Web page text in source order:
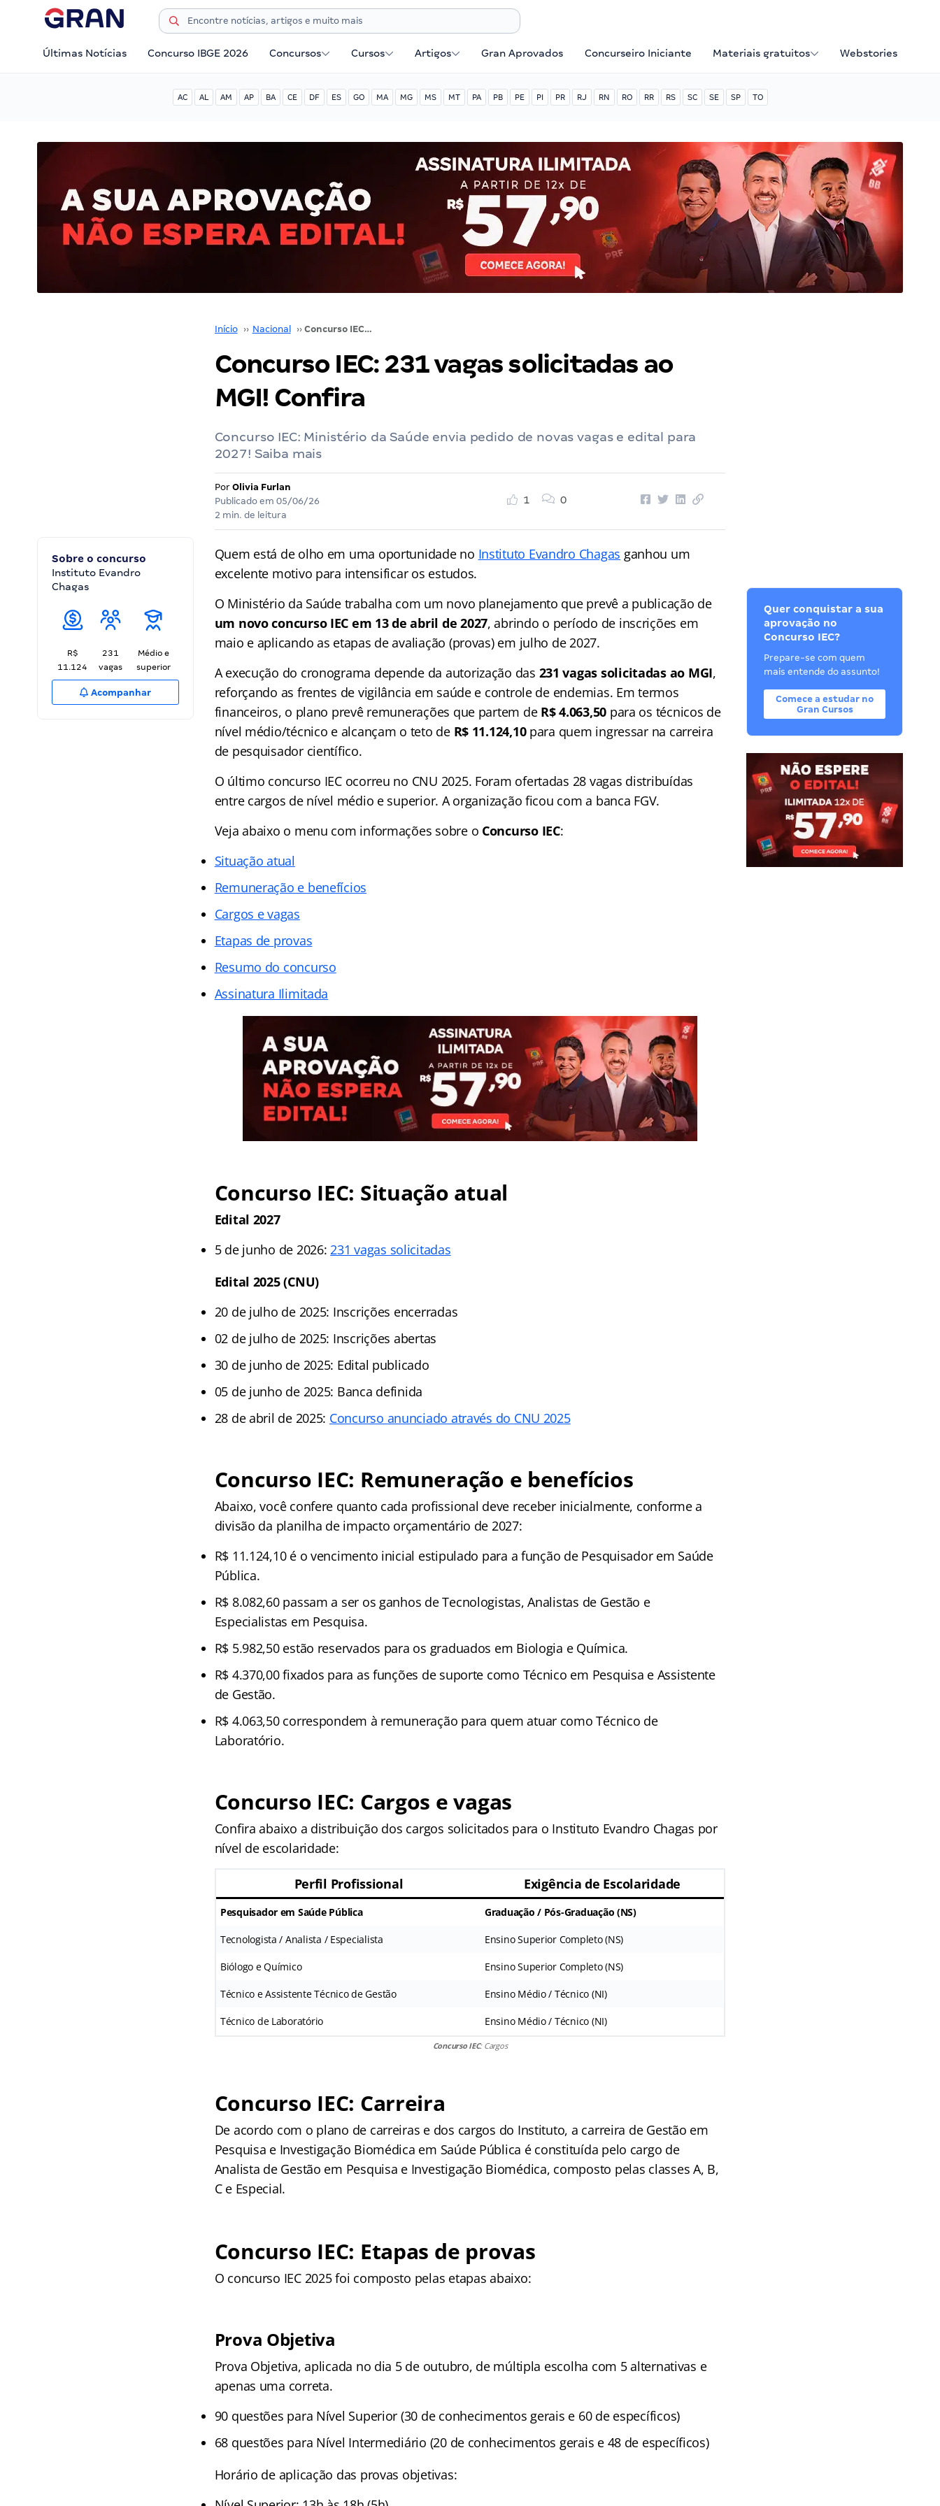
Últimas Notícias Concurso IBGE 2026 Concursos Cursos Artigos Gran Aprovados Concurseiro Iniciante Materiais gratuitos Webstories
AC AL AM AP BA CE DF ES GO MA MG MS MT PA PB PE PI PR RJ RN RO RR RS SC SE SP TO
Início ›› Nacional ›› Concurso IEC: 231 vagas solicitadas ao MGI! Confira
Concurso IEC: 231 vagas solicitadas ao
MGI! Confira
Concurso IEC: Ministério da Saúde envia pedido de novas vagas e edital para
2027! Saiba mais
Por Olivia Furlan
Publicado em 05/06/26
2 min. de leitura
1 0
Sobre o concurso
Instituto Evandro
Chagas
R$
11.124
231
vagas
Médio e
superior
Acompanhar
Quem está de olho em uma oportunidade no Instituto Evandro Chagas ganhou um
excelente motivo para intensificar os estudos.
O Ministério da Saúde trabalha com um novo planejamento que prevê a publicação de
um novo concurso IEC em 13 de abril de 2027, abrindo o período de inscrições em
maio e aplicando as etapas de avaliação (provas) em julho de 2027.
A execução do cronograma depende da autorização das 231 vagas solicitadas ao MGI,
reforçando as frentes de vigilância em saúde e controle de endemias. Em termos
financeiros, o plano prevê remunerações que partem de R$ 4.063,50 para os técnicos de
nível médio/técnico e alcançam o teto de R$ 11.124,10para quem ingressar na carreira
de pesquisador científico.
O último concurso IEC ocorreu no CNU 2025. Foram ofertadas 28 vagas distribuídas
entre cargos de nível médio e superior. A organização ficou com a banca FGV.
Veja abaixo o menu com informações sobre o Concurso IEC:
Situação atual
Remuneração e benefícios
Cargos e vagas
Etapas de provas
Resumo do concurso
Assinatura Ilimitada
Concurso IEC: Situação atual
Edital 2027
5 de junho de 2026:231 vagas solicitadas
Edital 2025 (CNU)
20 de julho de 2025: Inscrições encerradas
02 de julho de 2025: Inscrições abertas
30 de junho de 2025: Edital publicado
05 de junho de 2025: Banca definida
28 de abril de 2025: Concurso anunciado através do CNU 2025
Concurso IEC: Remuneração e benefícios
Abaixo, você confere quanto cada profissional deve receber inicialmente, conforme a
divisão da planilha de impacto orçamentário de 2027:
R$ 11.124,10 é o vencimento inicial estipulado para a função de Pesquisador em Saúde
Pública.
R$ 8.082,60 passam a ser os ganhos de Tecnologistas, Analistas de Gestão e
Especialistas em Pesquisa.
R$ 5.982,50 estão reservados para os graduados em Biologia e Química.
R$ 4.370,00 fixados para as funções de suporte como Técnico em Pesquisa e Assistente
de Gestão.
R$ 4.063,50 correspondem à remuneração para quem atuar como Técnico de
Laboratório.
Concurso IEC: Cargos e vagas
Confira abaixo a distribuição dos cargos solicitados para o Instituto Evandro Chagas por
nível de escolaridade:
Perfil Profissional Exigência de Escolaridade
Pesquisador em Saúde Pública Graduação / Pós-Graduação (NS)
Tecnologista / Analista / Especialista Ensino Superior Completo (NS)
Biólogo e Químico Ensino Superior Completo (NS)
Técnico e Assistente Técnico de Gestão Ensino Médio / Técnico (NI)
Técnico de Laboratório Ensino Médio / Técnico (NI)
Concurso IEC: Cargos
Concurso IEC: Carreira
De acordo com o plano de carreiras e dos cargos do Instituto, a carreira de Gestão em
Pesquisa e Investigação Biomédica em Saúde Pública é constituída pelo cargo de
Analista de Gestão em Pesquisa e Investigação Biomédica, composto pelas classes A, B,
C e Especial.
Concurso IEC: Etapas de provas
O concurso IEC 2025 foi composto pelas etapas abaixo:
Prova Objetiva
Prova Objetiva, aplicada no dia 5 de outubro, de múltipla escolha com 5 alternativas e
apenas uma correta.
90 questões para Nível Superior (30 de conhecimentos gerais e 60 de específicos)
68 questões para Nível Intermediário (20 de conhecimentos gerais e 48 de específicos)
Horário de aplicação das provas objetivas:
Quer conquistar a sua
aprovação no
Concurso IEC?
Prepare-se com quem
mais entende do assunto!
Comece a estudar no
Gran Cursos